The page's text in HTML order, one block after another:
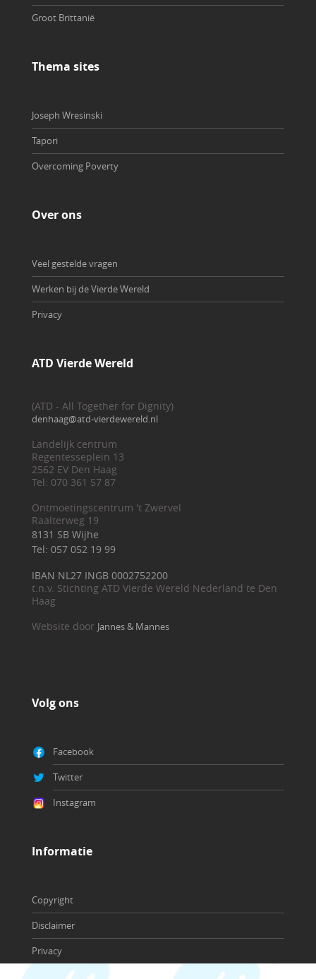
Groot Brittanië
Thema sites
Joseph Wresinski
Tapori
Overcoming Poverty
Over ons
Veel gestelde vragen
Werken bij de Vierde Wereld
Privacy
ATD Vierde Wereld
(ATD - All Together for Dignity)
denhaag@atd-vierdewereld.nl
Landelijk centrum
Regentesseplein 13
2562 EV Den Haag
Tel: 070 361 57 87
Ontmoetingscentrum 't Zwervel
Raalterweg 19
8131 SB Wijhe
Tel: 057 052 19 99
IBAN NL27 INGB 0002752200
t.n.v. Stichting ATD Vierde Wereld Nederland te Den
Haag
Website door Jannes & Mannes
Volg ons
Facebook
Twitter
Instagram
Copyright
Disclaimer
Privacy